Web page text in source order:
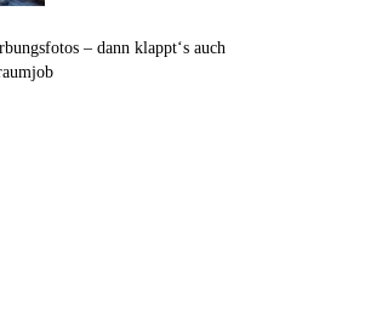
– dann klappt‘s auch